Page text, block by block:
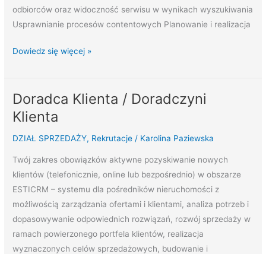
odbiorców oraz widoczność serwisu w wynikach wyszukiwania
Usprawnianie procesów contentowych Planowanie i realizacja
Dowiedz się więcej »
Doradca Klienta / Doradczyni
Klienta
DZIAŁ SPRZEDAŻY, Rekrutacje / Karolina Paziewska
Twój zakres obowiązków aktywne pozyskiwanie nowych
klientów (telefonicznie, online lub bezpośrednio) w obszarze
ESTICRM – systemu dla pośredników nieruchomości z
możliwością zarządzania ofertami i klientami, analiza potrzeb i
dopasowywanie odpowiednich rozwiązań, rozwój sprzedaży w
ramach powierzonego portfela klientów, realizacja
wyznaczonych celów sprzedażowych, budowanie i
Doradca
Klienta
Doradczyni
Klienta